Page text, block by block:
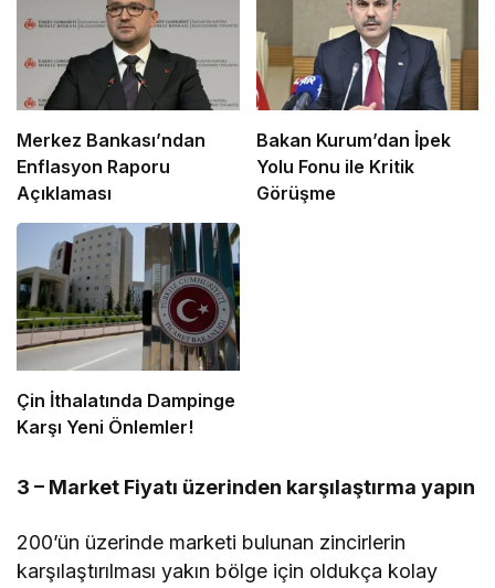
Merkez Bankası’ndan
Enflasyon Raporu
Açıklaması
Bakan Kurum’dan İpek
Yolu Fonu ile Kritik
Görüşme
Çin İthalatında Dampinge
Karşı Yeni Önlemler!
3 – Market Fiyatı üzerinden karşılaştırma yapın
200’ün üzerinde marketi bulunan zincirlerin
karşılaştırılması yakın bölge için oldukça kolay